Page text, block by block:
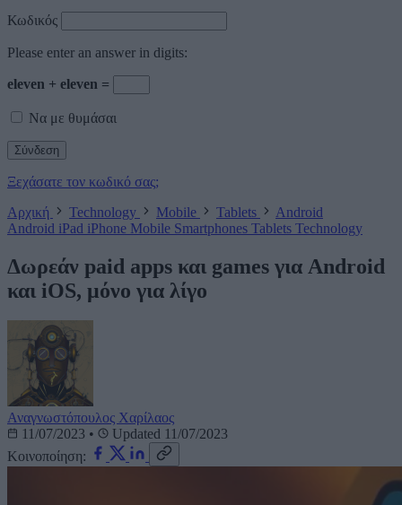
Κωδικός
Please enter an answer in digits:
eleven + eleven =
Να με θυμάσαι
Ξεχάσατε τον κωδικό σας;
Αρχική
Technology Mobile Tablets
Android
Android iPad iPhone Mobile Smartphones Tablets Technology
Δωρεάν paid apps και games για Android
και iOS, μόνο για λίγο
Αναγνωστόπουλος Χαρίλαος
11/07/2023 •
Updated 11/07/2023
Κοινοποίηση: